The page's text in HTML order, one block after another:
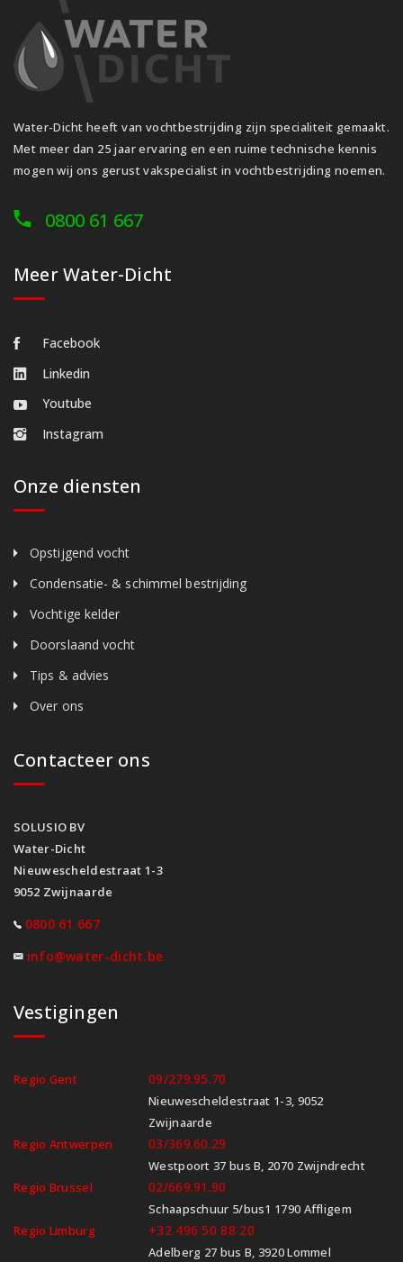
Water-Dicht heeft van vochtbestrijding zijn specialiteit gemaakt.
Met meer dan 25 jaar ervaring en een ruime technische kennis
mogen wij ons gerust vakspecialist in vochtbestrijding noemen.
0800 61 667
Meer Water-Dicht
Facebook
Linkedin
Youtube
Instagram
Onze diensten
Opstijgend vocht
Condensatie- & schimmel bestrijding
Vochtige kelder
Doorslaand vocht
Tips & advies
Over ons
Contacteer ons
SOLUSIO BV
Water-Dicht
Nieuwescheldestraat 1-3
9052 Zwijnaarde
0800 61 667
info@water-dicht.be
Vestigingen
Regio Gent 09/279.95.70
Nieuwescheldestraat 1-3, 9052
Zwijnaarde
Regio Antwerpen
03/369.60.29
Westpoort 37 bus B, 2070 Zwijndrecht
Regio Brussel
02/669.91.90
Schaapschuur 5/bus1 1790 Affligem
Regio Limburg
+32 496 50 88 20
Adelberg 27 bus B, 3920 Lommel